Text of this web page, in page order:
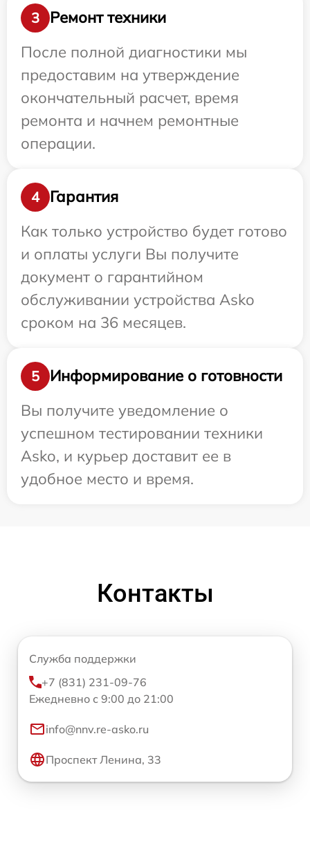
3
Ремонт техники
После полной диагностики мы
предоставим на утверждение
окончательный расчет, время
ремонта и начнем ремонтные
операции.
4
Гарантия
Как только устройство будет готово
и оплаты услуги Вы получите
документ о гарантийном
обслуживании устройства Asko
сроком на 36 месяцев.
5
Информирование о готовности
Вы получите уведомление о
успешном тестировании техники
Asko, и курьер доставит ее в
удобное место и время.
Контакты
Служба поддержки
+7 (831) 231-09-76
Ежедневно с 9:00 до 21:00
info@nnv.re-asko.ru
Проспект Ленина, 33